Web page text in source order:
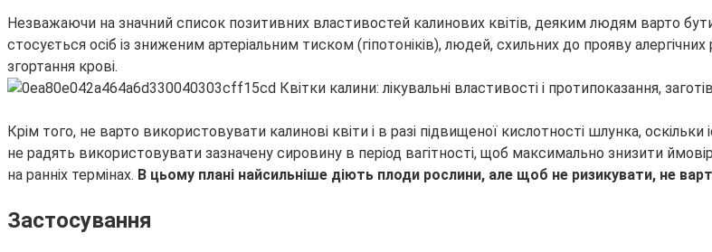
Незважаючи на значний список позитивних властивостей калинових квітів, деяким людям варто
стосується осіб із зниженим артеріальним тиском (гіпотоніків), людей, схильних до прояву
згортання крові.
Крім того, не варто використовувати калинові квіти і в разі підвищеної кислотності шлунка,
не радять використовувати зазначену сировину в період вагітності, щоб максимально знизити
на ранніх термінах. В цьому плані найсильніше діють плоди рослини, але щоб не ризикувати, не
Застосування